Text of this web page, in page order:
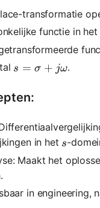
transformatie
functie in
s=\sigma+j
s = σ + jω.
in het s
s-
Maakt het
in engineering,